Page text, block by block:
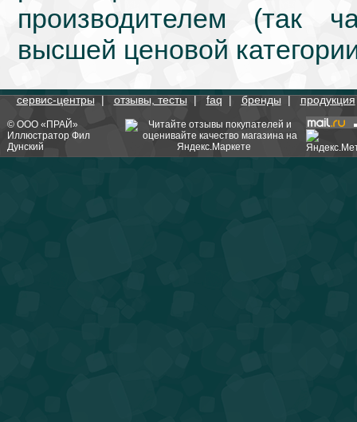
производителем (так
высшей ценовой
сервис-центры|отзывы, тесты|faq|бренды|продукция
© ООО «ПРАЙ»
Иллюстратор Фил
Дунский